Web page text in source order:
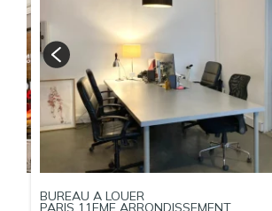
BUREAU A LOUER
PARIS 11EME ARRONDISSEMENT